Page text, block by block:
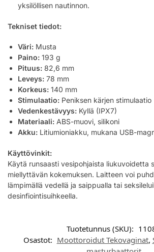
yksilöllisen nautinnon.
Tekniset tiedot:
Väri: Musta
Paino: 193 g
Pituus: 82,6 mm
Leveys: 78 mm
Korkeus: 140 mm
Stimulaatio: Peniksen kärjen stimulaatio
Vedenkestävyys: Kyllä (IPX7)
Materiaali: ABS-muovi, silikoni
Akku: Litiumioniakku, mukana USB-
Käyttövinkit:
Käytä runsaasti vesipohjaista liukuvoidetta
miellyttävän kokemuksen. Laitteen voi
lämpimällä vedellä ja saippualla tai
desinfiointisuihkeella.
Tuotetunnus (SKU):
Osastot: Moottoroidut Tekovaginat,